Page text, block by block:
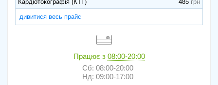
Кардіотокографія (КТГ) 485
дивитися весь прайс
Працює з 08:00-20:00
Сб: 08:00-20:00
Нд: 09:00-17:00